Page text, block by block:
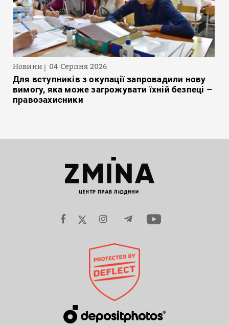
Новини 04 Серпня 2026
Для вступників з окупації запровадили нову
вимогу, яка може загрожувати їхній безпеці –
правозахисники